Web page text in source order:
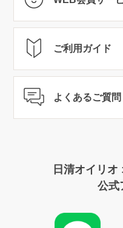
ご利用ガイド
よくあるご質問
日清オイリ
公式